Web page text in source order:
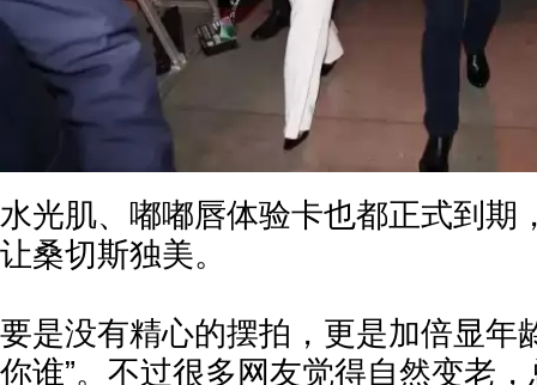
水光肌、嘟嘟唇体验卡也都正式到期
让桑切斯独美。
要是没有精心的摆拍，更是加倍显年
你谁”。不过很多网友觉得自然变老，